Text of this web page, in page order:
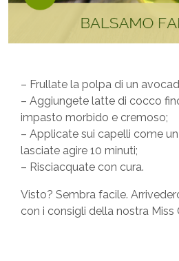
– Frullate la polpa di un
– Aggiungete latte di cocco
impasto morbido e cremoso;
– Applicate sui capelli come
lasciate agire 10 minuti;
– Risciacquate con cura.
Visto? Sembra facile.
con i consigli della nostra Miss